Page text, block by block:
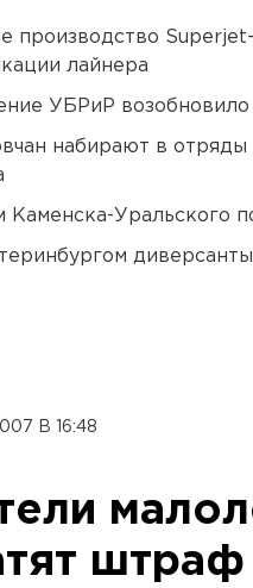
производство
лайнера
УБРиР возобновило
набирают в
Каменска-Уральского
В 16:48